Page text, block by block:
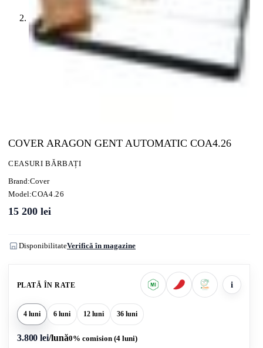
COVER ARAGON GENT AUTOMATIC COA4.26
CEASURI BĂRBAȚI
Brand:Cover
Model:COA4.26
15 200 lei
DisponibilitateVerifică în magazine
PLATĂ ÎN RATE i
4 luni 6 luni 12 luni 36 luni
3.800 lei/lună0% comision (4 luni)